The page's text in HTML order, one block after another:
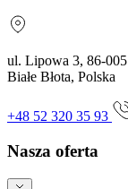
ul. Lipowa 3, 86-
Białe Błota, Polska
+48 52 320 35 93
Nasza oferta